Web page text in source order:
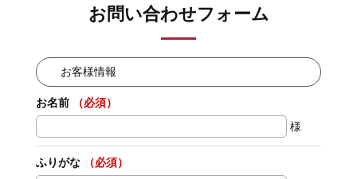
お問い合わせフォーム
お客様情報
お名前
（必須）
様
ふりがな
（必須）